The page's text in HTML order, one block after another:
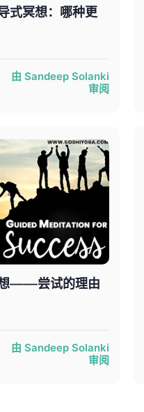
式冥想：哪种更
由 Sandeep Solanki
审阅
——尝试的理由
由 Sandeep Solanki
审阅